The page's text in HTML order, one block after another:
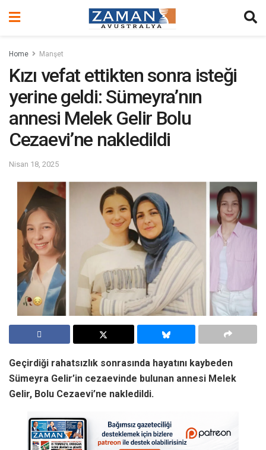
Home Manşet
Kızı vefat ettikten sonra isteği
yerine geldi: Sümeyra’nın
annesi Melek Gelir Bolu
Cezaevi’ne nakledildi
Nisan 18, 2025
Geçirdiği rahatsızlık sonrasında hayatını kaybeden
Sümeyra Gelir’in cezaevinde bulunan annesi Melek
Gelir, Bolu Cezaevi’ne nakledildi.